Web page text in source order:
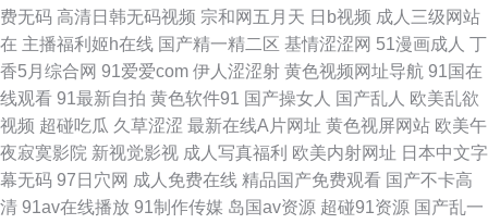
狼友色五月天 91福利微拍导航 老熟女精品视频1 91大神影音 九一视频 亚洲
欧美另类人妖 51在线观看 超碰自拍情侣 久草福利视频 欧美视频a 久久免费
二区 97干网站 美女九一社 最新超碰午夜网站 久久AV资源网 51人妻综合网
国产男女啪视频 人人变态另类av av福利资源导航 亚洲色情AV导航 国产精品
费无码 高清日韩无码视频 宗和网五月天 日b视频 成人三级网站
在 主播福利姬h在线 国产精一精二区 基情涩涩网 51漫画成人 丁
香5月综合网 91爱爱com 伊人涩涩射 黄色视频网址导航 91国在
线观看 91最新自拍 黄色软件91 国产操女人 国产乱人 欧美乱欲
视频 超碰吃瓜 久草涩涩 最新在线A片网址 黄色视屏网站 欧美午
夜寂寞影院 新视觉影视 成人写真福利 欧美内射网址 日本中文字
幕无码 97日穴网 成人免费在线 精品国产免费观看 国产不卡高
清 91av在线播放 91制作传媒 岛国av资源 超碰91资源 国产乱一